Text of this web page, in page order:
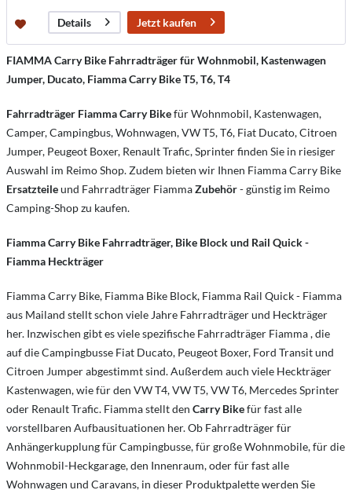
Details Jetzt kaufen
FIAMMA Carry Bike Fahrradträger für Wohnmobil, Kastenwagen
Jumper, Ducato, Fiamma Carry Bike T5, T6, T4
Fahrradträger Fiamma Carry Bikefür Wohnmobil, Kastenwagen,
Camper, Campingbus, Wohnwagen, VW T5, T6, Fiat Ducato, Citroen
Jumper, Peugeot Boxer, Renault Trafic, Sprinter finden Sie in riesiger
Auswahl im Reimo Shop. Zudem bieten wir Ihnen Fiamma Carry Bike
Ersatzteileund Fahrradträger FiammaZubehör- günstig im Reimo
Camping-Shop zu kaufen.
Fiamma Carry Bike Fahrradträger, Bike Block und Rail Quick -
Fiamma Heckträger
Fiamma Carry Bike, Fiamma Bike Block, Fiamma Rail Quick - Fiamma
aus Mailand stellt schon viele Jahre Fahrradträger und Heckträger
her. Inzwischen gibt es viele spezifische Fahrradträger Fiamma , die
auf die Campingbusse Fiat Ducato, Peugeot Boxer, Ford Transit und
Citroen Jumper abgestimmt sind. Außerdem auch viele Heckträger
Kastenwagen, wie für den VW T4, VW T5, VW T6, Mercedes Sprinter
oder Renault Trafic. Fiamma stellt den Carry Bikefür fast alle
vorstellbaren Aufbausituationen her. Ob Fahrradträger für
Anhängerkupplung für Campingbusse, für große Wohnmobile, für die
Wohnmobil-Heckgarage, den Innenraum, oder für fast alle
Wohnwagen und Caravans, in dieser Produktpalette werden Sie